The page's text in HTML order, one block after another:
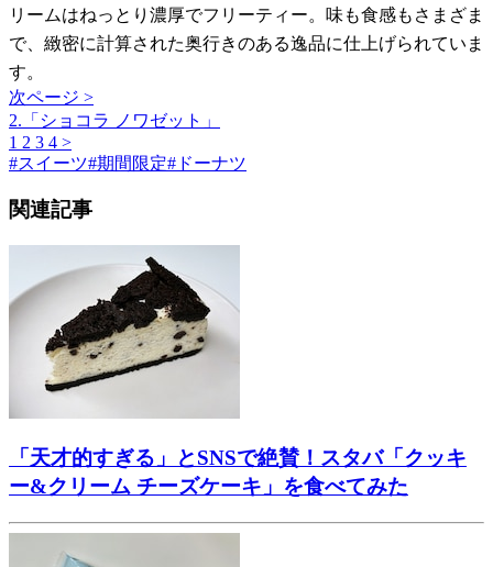
リームはねっとり濃厚でフリーティー。味も食感もさまざま
で、緻密に計算された奥行きのある逸品に仕上げられていま
す。
次ページ >
2.「ショコラ ノワゼット」
1 2 3 4 >
#スイーツ#期間限定# ドーナツ
関連記事
「天才的すぎる」とSNSで絶賛！スタバ「クッキ
ー&クリーム チーズケーキ」を食べてみた